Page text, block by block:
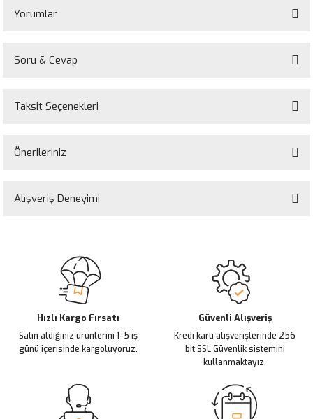
Yorumlar
Soru & Cevap
Ürün hakkında henüz soru sorulmamış.
Taksit Seçenekleri
Önerileriniz
yetersiz gördüğünüz noktaları öneri formunu kullanarak tarafımıza
Ürün resmi kalitesiz, bozuk veya görüntülenemiyor.
Ürün açıklamasında eksik bilgiler bulunuyor.
Ürün bilgilerinde hatalar bulunuyor.
Ürün fiyatı diğer sitelerden daha pahalı.
Bu ürüne benzer farklı alternatifler olmalı.
Alışveriş Deneyimi
Hızlı Kargo Fırsatı
Satın aldığınız ürünlerini 1-5 iş
günü içerisinde kargoluyoruz.
Güvenli Alışveriş
Kredi kartı alışverişlerinde 256
bit SSL Güvenlik sistemini
kullanmaktayız.